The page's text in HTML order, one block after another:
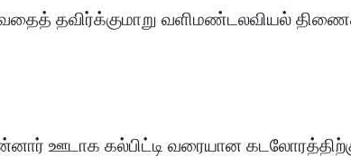
தவிர்க்குமாறு வளிமண்டலவியல்
ஊடாக கல்பிட்டி வரையான